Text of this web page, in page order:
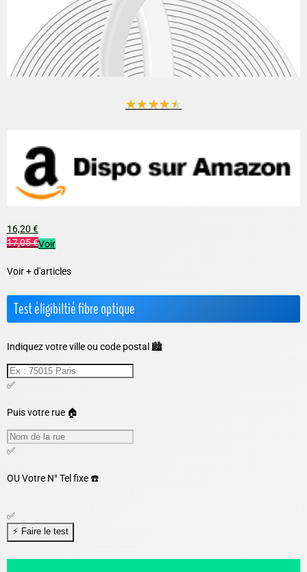
★★★★★
16,20 €
17,05 €Voir
Voir + d'articles
Test éligibiltié fibre optique
Indiquez votre ville ou code postal 🏙️
✅
Puis votre rue 🏠
✅
OUVotre N° Tel fixe ☎️
✅